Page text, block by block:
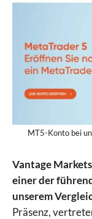
MT5-Konto bei
Vantage
einer der
unserem
Präsenz,